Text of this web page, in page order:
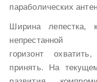
параболических
Ширина лепестка,
горизонт
принять. На